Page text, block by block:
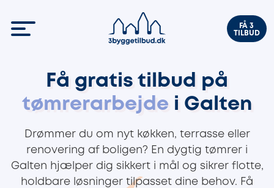
FÅ 3
TILBUD
Få gratis tilbud på
tømrerarbejde i Galten
Drømmer du om nyt køkken, terrasse eller
renovering af boligen? En dygtig tømrer i
Galten hjælper dig sikkert i mål og sikrer flotte,
holdbare løsninger tilpasset dine behov. Få